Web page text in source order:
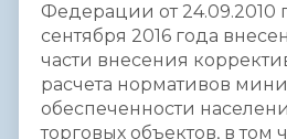
Федерации от 24.09.2010
сентября 2016 года
части внесения
расчета нормативов
обеспеченности
торговых объектов, в том